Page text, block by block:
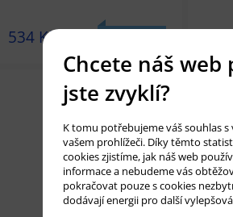
534 Kč
prohlédnoutPřidat do košíku
Chcete náš
jste zvyklí?
K tomu potřebujeme váš souhlas s
vašem prohlížeči. Díky těmto
cookies zjistíme, jak náš web
informace a nebudeme vás
pokračovat pouze s cookies
dodávají energii pro další